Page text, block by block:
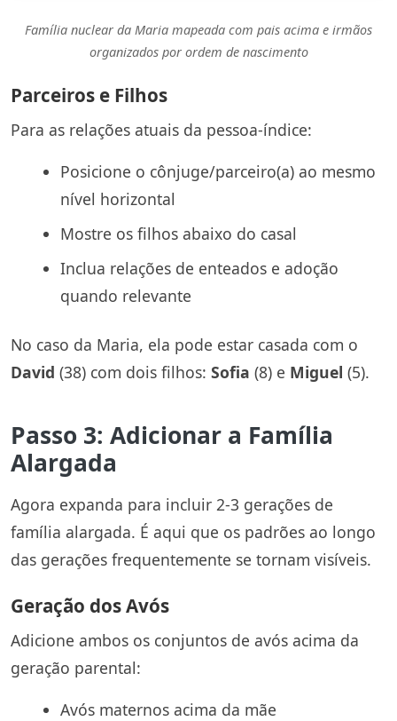
Família nuclear da Maria mapeada com pais acima e irmãos
organizados por ordem de nascimento
Parceiros e Filhos
Para as relações atuais da pessoa-índice:
Posicione o cônjuge/parceiro(a) ao mesmo
nível horizontal
Mostre os filhos abaixo do casal
Inclua relações de enteados e adoção
quando relevante
No caso da Maria, ela pode estar casada com o
David (38) com dois filhos: Sofia (8) e Miguel (5).
Passo 3: Adicionar a Família
Alargada
Agora expanda para incluir 2-3 gerações de
família alargada. É aqui que os padrões ao longo
das gerações frequentemente se tornam visíveis.
Geração dos Avós
Adicione ambos os conjuntos de avós acima da
geração parental:
Avós maternos acima da mãe